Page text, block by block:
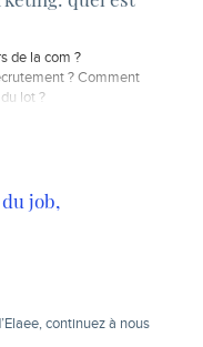
de la com ?
? Comment
lot ?
job,
continuez à nous